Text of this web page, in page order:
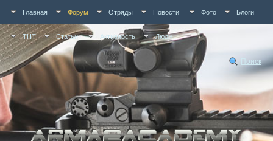
Главная Форум Отряды Новости Фото Блоги
ТНТ Статьи Активность Люди
Поиск